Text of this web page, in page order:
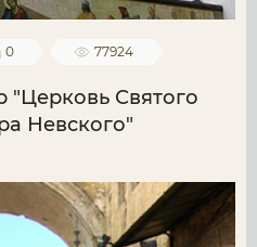
0 77924
"Церковь Святого
Невского"